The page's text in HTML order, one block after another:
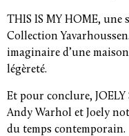
THIS IS MY HOME, une
Collection
imaginaire d’une
légèreté.
Et pour conclure,
Andy Warhol et Joely
du temps contemporain.